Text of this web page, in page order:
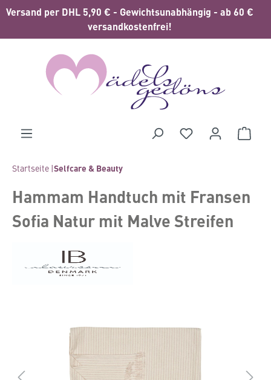
springen
Versand per DHL 5,90 € - Gewichtsunabhängig - ab 60 €
versandkostenfrei!
Startseite |Selfcare & Beauty
Hammam Handtuch mit Fransen
Sofia Natur mit Malve Streifen